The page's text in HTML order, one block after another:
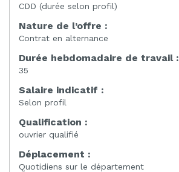
CDD (durée selon profil)
Nature de l’offre :
Contrat en alternance
Durée hebdomadaire de travail :
35
Salaire indicatif :
Selon profil
Qualification :
ouvrier qualifié
Déplacement :
Quotidiens sur le département